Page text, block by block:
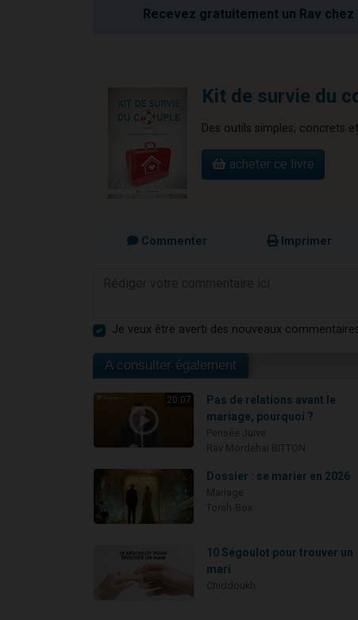
Recevez gratuitement un Rav
Kit de survie du
Des outils simples, concrets
acheter ce livre
Commenter Imprimer
Je veux être averti des nouveaux
A consulter également
20:07
Pas de relations avant le
mariage, pourquoi ?
Dossier : se marier en 2026
10 Ségoulot pour trouver un
mari